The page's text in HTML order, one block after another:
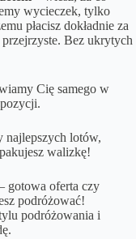
wycieczek, tylko
płacisz dokładnie za
Bez ukrytych
Cię samego w
najlepszych lotów,
walizkę!
gotowa oferta czy
podróżować!
podróżowania i